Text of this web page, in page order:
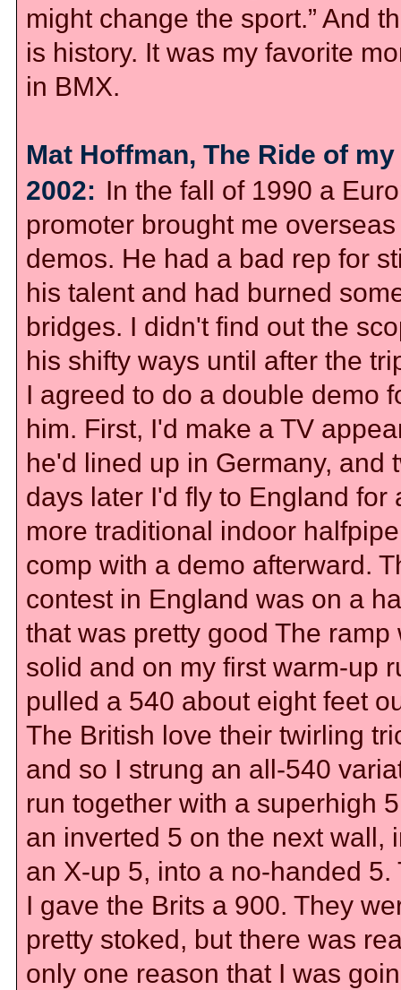
might change the sport.” And
is history. It was my favorite
in BMX.
Mat Hoffman, The Ride of
2002: In the fall of 1990 a
promoter brought me
demos. He had a bad rep for
his talent and had burned
bridges. I didn't find out the
his shifty ways until after the
I agreed to do a double demo
him. First, I'd make a TV
he'd lined up in Germany, and
days later I'd fly to England for
more traditional indoor halfpipe
comp with a demo afterward.
contest in England was on a
that was pretty good The ramp
solid and on my first warm-up
pulled a 540 about eight feet
The British love their twirling
and so I strung an all-540
run together with a superhigh
an inverted 5 on the next wall,
an X-up 5, into a no-handed 5.
I gave the Brits a 900. They
pretty stoked, but there was
only one reason that I was